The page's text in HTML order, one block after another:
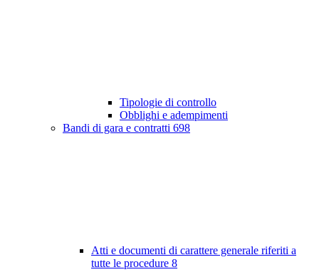
Tipologie di controllo
Obblighi e adempimenti
Bandi di gara e contratti 698
Atti e documenti di carattere generale riferiti a
tutte le procedure 8